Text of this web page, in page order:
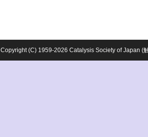
Copyright (C) 1959-2026 Catalysis Society of Japan (